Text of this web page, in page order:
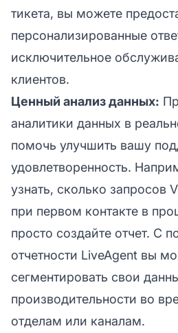
тикета, вы можете
персонализированные
исключительное
клиентов.
Ценный анализ данных:
аналитики данных в
помочь улучшить вашу
удовлетворенность.
узнать, сколько запросов
при первом контакте в
просто создайте отчет. С
отчетности LiveAgent вы
сегментировать свои
производительности во
отделам или каналам.